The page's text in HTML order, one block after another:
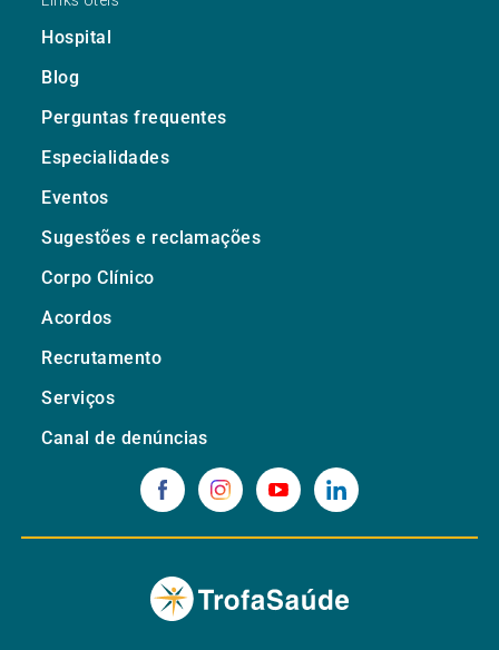
Hospital
Blog
Perguntas frequentes
Especialidades
Eventos
Sugestões e reclamações
Corpo Clínico
Acordos
Recrutamento
Serviços
Canal de denúncias